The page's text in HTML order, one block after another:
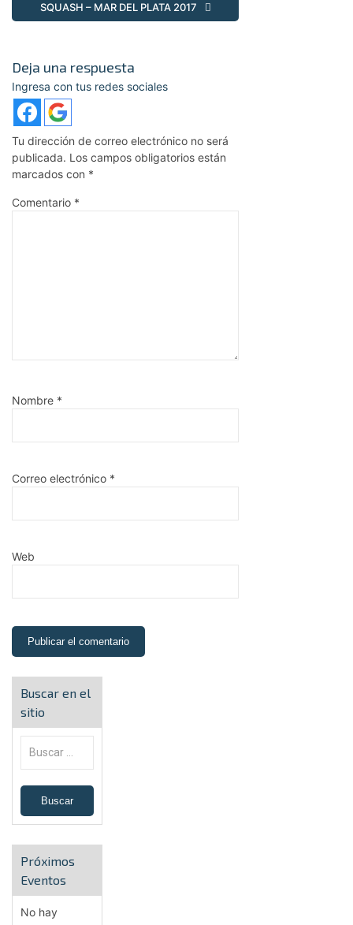
SQUASH – MAR DEL PLATA 2017
Deja una respuesta
Ingresa con tus redes sociales
Tu dirección de correo electrónico no será
publicada. Los campos obligatorios están
marcados con *
Comentario *
Nombre *
Correo electrónico *
Web
Buscar en el
sitio
Próximos
Eventos
No hay